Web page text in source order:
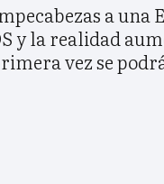
a
y la realidad
vez se